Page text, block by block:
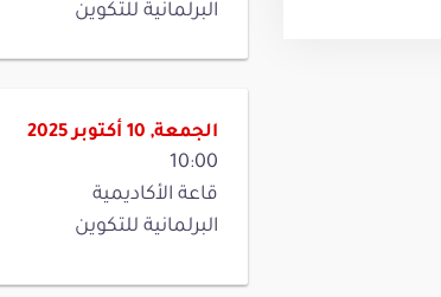
البرلمانية للتكوين
الجمعة, 10 أكتوبر 2025
10:00
قاعة الأكاديمية
البرلمانية للتكوين